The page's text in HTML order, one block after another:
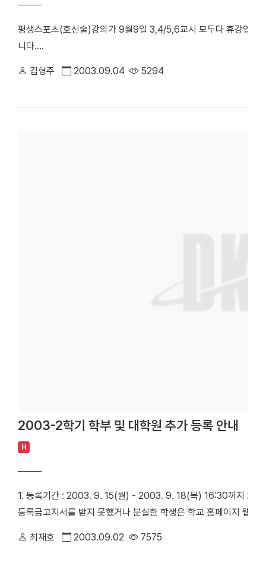
평생스포츠(호신술)강의가 9월9일 3,4/5,6교시 모두다 휴강입니
니다.
개별 수업관련 공지사항은 올려드리기가 어렵습니다. 웅성웅성
김형주 2003.09.04 5294
2003-2학기 학부 및 대학원 추가 등록 안내
H
1. 등록기간 : 2003. 9. 15(월) - 2003. 9. 18(목) 16:30까지 2. 등
등록금고지서를 받지 못했거나 분실한 학생은 학교 홈페이지 웹정
최재호 2003.09.02 7575